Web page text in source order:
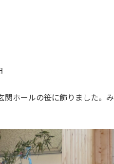
関ホールの笹に飾りました。